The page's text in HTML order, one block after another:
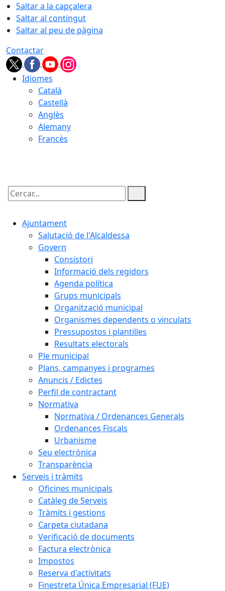
Saltar a la capçalera
Saltar al contingut
Saltar al peu de pàgina
Contactar
Idiomes
Català
Castellà
Anglès
Alemany
Francès
Cercar:
Ajuntament
Salutació de l'Alcaldessa
Govern
Consistori
Informació dels regidors
Agenda política
Grups municipals
Organització municipal
Organismes dependents o vinculats
Pressupostos i plantilles
Resultats electorals
Ple municipal
Plans, campanyes i programes
Anuncis / Edictes
Perfil de contractant
Normativa
Normativa / Ordenances Generals
Ordenances Fiscals
Urbanisme
Seu electrònica
Transparència
Serveis i tràmits
Oficines municipals
Catàleg de Serveis
Tràmits i gestions
Carpeta ciutadana
Verificació de documents
Factura electrònica
Impostos
Reserva d'activitats
Finestreta Única Empresarial (FUE)